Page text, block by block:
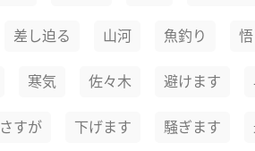
差し迫る 山河 魚釣り
寒気 佐々木 避けます
さすが 下げます 騒ぎます